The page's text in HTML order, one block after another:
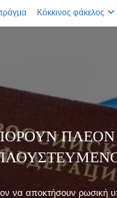
Κόκκινος φάκελος
να αποκτήσουν ρωσική